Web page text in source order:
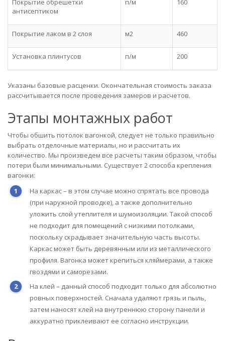
Покрытие обрешетки
антисептиком
п/м 160
Покрытие лаком в 2 слоя м2 460
Установка плинтусов п/м 200
Указаны базовые расценки. Окончательная стоимость заказа
рассчитывается после проведения замеров и расчетов.
Этапы монтажных работ
Чтобы обшить потолок вагонкой, следует не только правильно
выбрать отделочные материалы, но и рассчитать их
количество. Мы произведем все расчеты таким образом, чтобы
потери были минимальными. Существует 2 способа крепления
вагонки:
На каркас – в этом случае можно спрятать все провода
(при наружной проводке), а также дополнительно
уложить слой утеплителя и шумоизоляции. Такой способ
не подходит для помещений с низкими потолками,
поскольку скрадывает значительную часть высоты.
Каркас может быть деревянным или из металлического
профиля. Вагонка может крепиться кляймерами, а также
гвоздями и саморезами.
На клей – данный способ подходит только для абсолютно
ровных поверхностей. Сначала удаляют грязь и пыль,
затем наносят клей на внутреннюю сторону панели и
аккуратно приклеивают ее согласно инструкции.